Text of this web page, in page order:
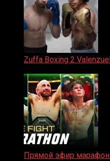
Zuffa Boxing 2
Прямой эфир марафон